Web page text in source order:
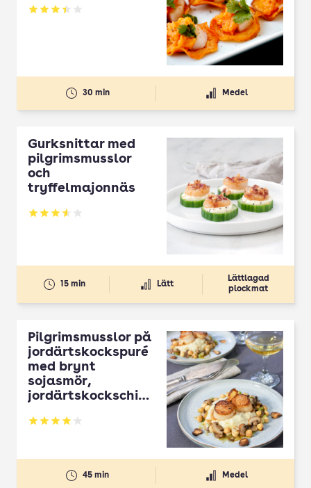
Betyg: 3.4 av 5
30 min Medel
Gurksnittar med
pilgrimsmusslor
och
tryffelmajonnäs
Betyg: 3.61 av 5
15 min Lätt
Lättlagad
plockmat
Pilgrimsmusslor på
jordärtskockspuré
med brynt
sojasmör,
jordärtskockschips
Betyg: 3.95 av 5
45 min Medel